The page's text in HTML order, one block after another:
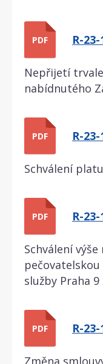
PDF R-
Nepřijetí
nabídnutého
PDF R-
Schválení
PDF R-
Schválení
služby Praha 9
PDF R-
Změna